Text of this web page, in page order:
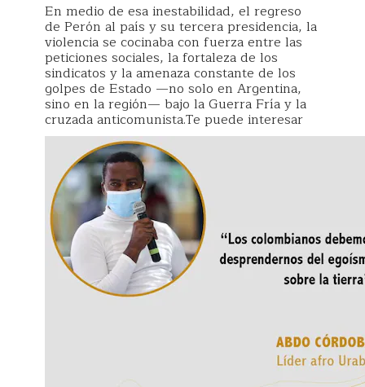
En medio de esa inestabilidad, el regreso
de Perón al país y su tercera presidencia, la
violencia se cocinaba con fuerza entre las
peticiones sociales, la fortaleza de los
sindicatos y la amenaza constante de los
golpes de Estado —no solo en Argentina,
sino en la región— bajo la Guerra Fría y la
cruzada anticomunista.Te puede interesar